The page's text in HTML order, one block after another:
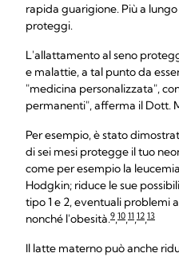
rapida guarigione. Più a
proteggi.
L'allattamento al seno
e malattie, a tal punto da
"medicina personalizzata",
permanenti", afferma il Dott.
Per esempio, è stato
di sei mesi protegge il tuo
come per esempio la
Hodgkin; riduce le sue
tipo 1 e 2, eventuali problemi
nonché l'obesità.9,10,11,12,13
Il latte materno può anche